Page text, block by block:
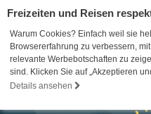
Freizeiten und Reisen
Warum Cookies? Einfach weil sie
Browsererfahrung zu verbessern,
relevante Werbebotschaften zu
sind. Klicken Sie auf „Akzeptieren
Details ansehen
07052 / 17-5110